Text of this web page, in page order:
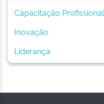
Capacitação Profissional
Inovação
Liderança